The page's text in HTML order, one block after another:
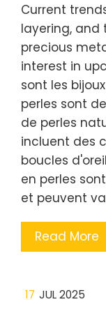
Current
layering, and
precious
interest in
sont les
perles sont
de perles
incluent des
boucles
en perles
et peuvent
Read More
17 JUL 2025